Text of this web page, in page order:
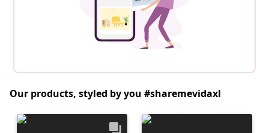
Our products, styled by you #sharemevidaxl